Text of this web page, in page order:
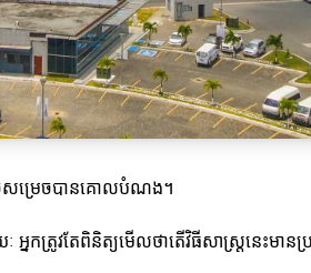
ាចសម្រេចបានគោលបំណង។
ៈ អ្នកត្រូវតែពិនិត្យមើលថាតើវិធីសាស្ត្រនេះ